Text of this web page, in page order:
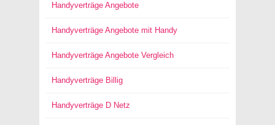
Handyverträge Angebote
Handyverträge Angebote mit Handy
Handyverträge Angebote Vergleich
Handyverträge Billig
Handyverträge D Netz